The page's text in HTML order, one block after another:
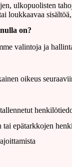
ulkopuolisten
loukkaavaa
on?
valintoja ja
oikeus
epätarkkojen